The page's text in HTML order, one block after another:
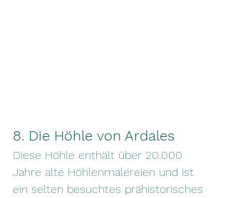
8. Die Höhle von Ardales
Diese Höhle enthält über 20.000
Jahre alte Höhlenmalereien und ist
ein selten besuchtes prähistorisches